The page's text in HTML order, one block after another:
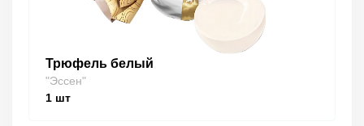
Трюфель белый
"Эссен"
1 шт